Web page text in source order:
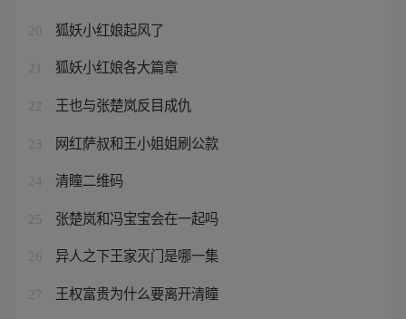
20 狐妖小红娘起风了
21 狐妖小红娘各大篇章
22 王也与张楚岚反目成仇
23 网红萨叔和王小姐姐刷公款
24 清瞳二维码
25 张楚岚和冯宝宝会在一起吗
26 异人之下王家灭门是哪一集
27 王权富贵为什么要离开清瞳